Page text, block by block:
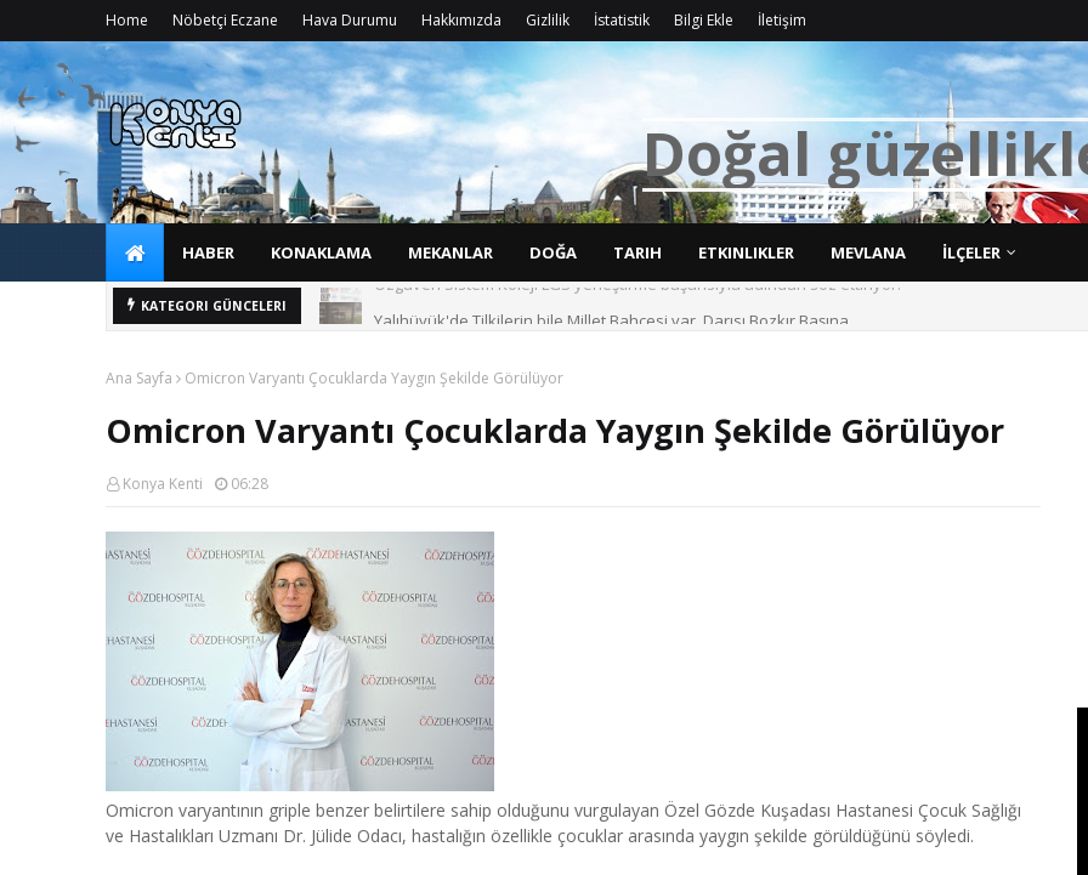
Home Nöbetçi Eczane Hava Durumu Hakkımızda Gizlilik İstatistik Bilgi Ekle İletişim
Doğal güzellikl
HABER KONAKLAMA MEKANLAR DOĞA TARIH ETKINLIKLER MEVLANA İLÇELER
KATEGORI GÜNCELERI
Ana Sayfa Omicron Varyantı Çocuklarda Yaygın Şekilde Görülüyor
Omicron Varyantı Çocuklarda Yaygın Şekilde Görülüyor
Konya Kenti 06:28
Omicron varyantının griple benzer belirtilere sahip olduğunu vurgulayan Özel Gözde Kuşadası Hastanesi Çocuk Sağlığı
ve Hastalıkları Uzmanı Dr. Jülide Odacı, hastalığın özellikle çocuklar arasında yaygın şekilde görüldüğünü söyledi.